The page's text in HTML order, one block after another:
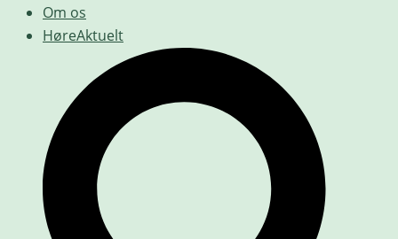
Om os
HøreAktuelt